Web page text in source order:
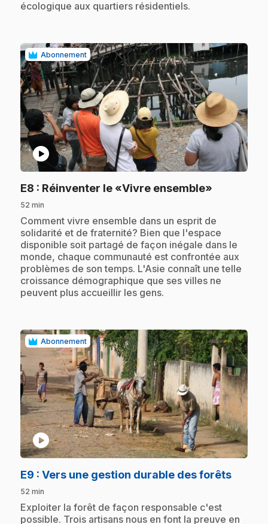
écologique aux quartiers résidentiels.
Abonnement
play_circle
E8 : Réinventer le «Vivre ensemble»
52 min
.Comment vivre ensemble dans un esprit de
solidarité et de fraternité? Bien que l'espace
disponible soit partagé de façon inégale dans le
monde, chaque communauté est confrontée aux
problèmes de son temps. L'Asie connaît une telle
croissance démographique que ses villes ne
peuvent plus accueillir les gens.
Abonnement
play_circle
E9 : Vers une gestion durable des forêts.
52 min
.Exploiter la forêt de façon responsable c'est
possible. Trois artisans nous en font la preuve en